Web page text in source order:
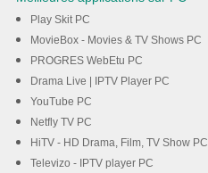
Play Skit PC
MovieBox - Movies & TV Shows PC
PROGRES WebEtu PC
Drama Live | IPTV Player PC
YouTube PC
Netfly TV PC
HiTV - HD Drama, Film, TV Show PC
Televizo - IPTV player PC